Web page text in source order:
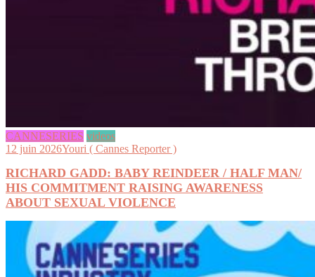
CANNESERIES videos
12 juin 2026Youri ( Cannes Reporter )
RICHARD GADD: BABY REINDEER / HALF MAN/
HIS COMMITMENT RAISING AWARENESS
ABOUT SEXUAL VIOLENCE